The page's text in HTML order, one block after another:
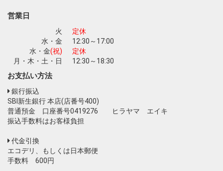
営業日
火
定休
水・金
12:30～17:00
水・金(祝)
定休
月・木・土・日
12:30～18:30
お支払い方法
銀行振込
SBI新生銀行 本店(店番号400)
普通預金 口座番号0419276 ヒラヤマ エイキ
振込手数料はお客様負担
代金引換
エコデリ、もしくは日本郵便
手数料 600円